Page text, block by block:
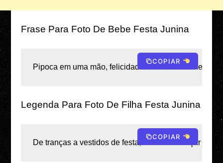
Frase Para Foto De Bebe Festa Junina
Pipoca em uma mão, felicidade na outra –
COPIAR
Legenda Para Foto De Filha Festa Junina
De tranças a vestidos de festa, vendo-a abraçar a
COPIAR